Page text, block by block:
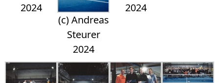
2024
(c) Andreas
Steurer
2024
2024